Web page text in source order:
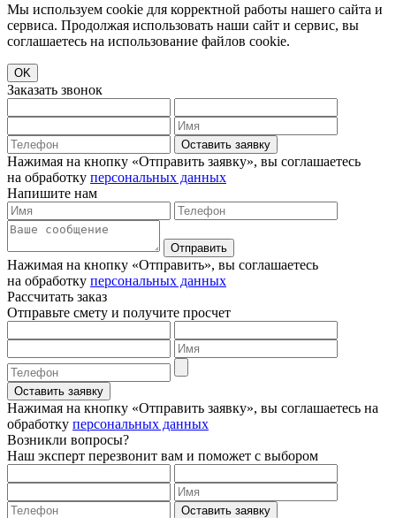
Мы используем cookie для корректной работы нашего сайта и
сервиса. Продолжая использовать наши сайт и сервис, вы
соглашаетесь на использование файлов cookie.
OK
Заказать звонок
Оставить заявку
Нажимая на кнопку «Отправить заявку», вы соглашаетесь
на обработку персональных данных
Напишите нам
Отправить
Нажимая на кнопку «Отправить», вы соглашаетесь
на обработку персональных данных
Рассчитать заказ
Отправьте смету и получите просчет
Оставить заявку
Нажимая на кнопку «Отправить заявку», вы соглашаетесь на
обработку персональных данных
Возникли вопросы?
Наш эксперт перезвонит вам и поможет с выбором
Оставить заявку